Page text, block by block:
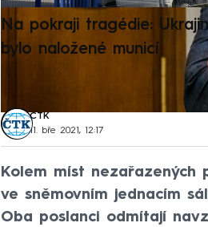
Na pokraji tragédie:
bylo naložené municí
ČTK
11. bře 2021, 12:17
Kolem míst nezařazených
ve sněmovním jednacím
Oba poslanci odmítají